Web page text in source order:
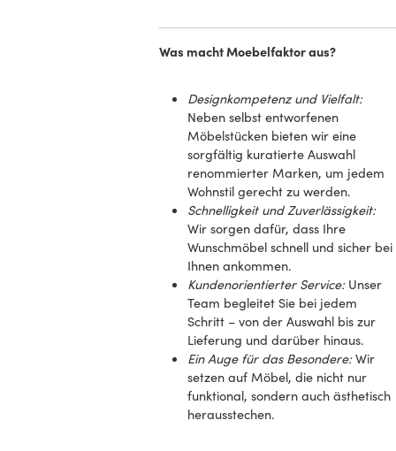
Was macht Moebelfaktor aus?
Designkompetenz und Vielfalt:
Neben selbst entworfenen
Möbelstücken bieten wir eine
sorgfältig kuratierte Auswahl
renommierter Marken, um jedem
Wohnstil gerecht zu werden.
Schnelligkeit und Zuverlässigkeit:
Wir sorgen dafür, dass Ihre
Wunschmöbel schnell und sicher bei
Ihnen ankommen.
Kundenorientierter Service:Unser
Team begleitet Sie bei jedem
Schritt – von der Auswahl bis zur
Lieferung und darüber hinaus.
Ein Auge für das Besondere:Wir
setzen auf Möbel, die nicht nur
funktional, sondern auch ästhetisch
herausstechen.